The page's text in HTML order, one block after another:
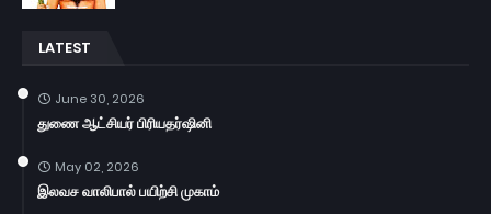
LATEST
June 30, 2026
துணை ஆட்சியர் பிரியதர்ஷினி
May 02, 2026
இலவச வாலிபால் பயிற்சி முகாம்